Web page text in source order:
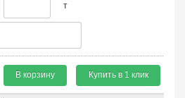
т
В корзину Купить в 1 клик